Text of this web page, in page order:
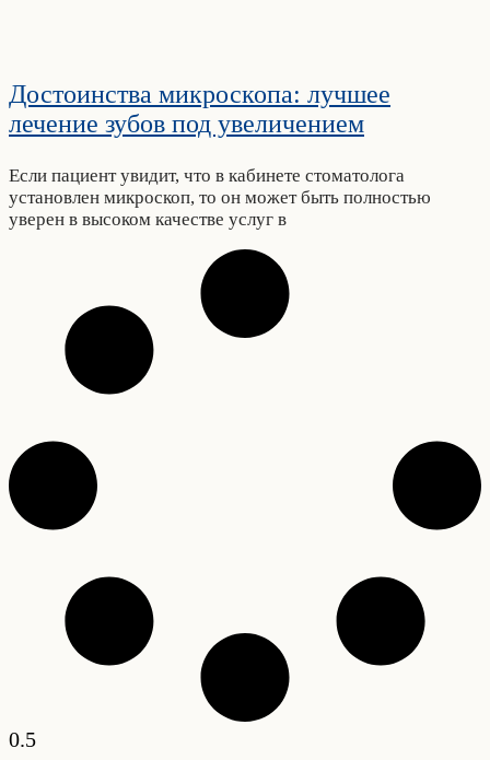
Достоинства микроскопа: лучшее
лечение зубов под увеличением
Если пациент увидит, что в кабинете стоматолога
установлен микроскоп, то он может быть полностью
уверен в высоком качестве услуг в